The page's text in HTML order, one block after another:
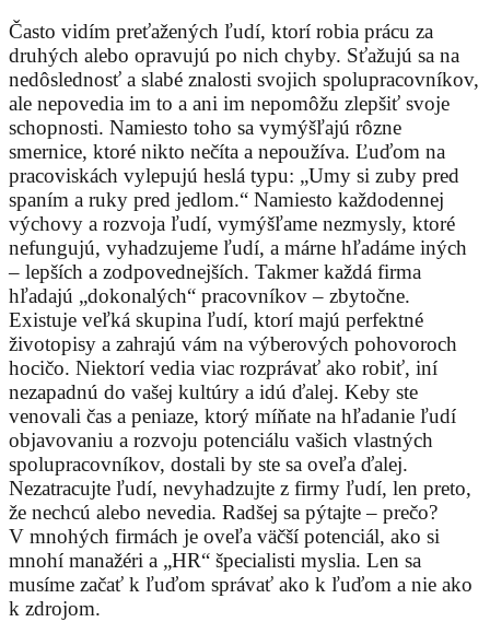
Často vidím preťažených ľudí, ktorí robia prácu za
druhých alebo opravujú po nich chyby. Sťažujú sa na
nedôslednosť a slabé znalosti svojich spolupracovníkov,
ale nepovedia im to a ani im nepomôžu zlepšiť svoje
schopnosti. Namiesto toho sa vymýšľajú rôzne
smernice, ktoré nikto nečíta a nepoužíva. Ľuďom na
pracoviskách vylepujú heslá typu: „Umy si zuby pred
spaním a ruky pred jedlom.“ Namiesto každodennej
výchovy a rozvoja ľudí, vymýšľame nezmysly, ktoré
nefungujú, vyhadzujeme ľudí, a márne hľadáme iných
– lepších a zodpovednejších. Takmer každá firma
hľadajú „dokonalých“ pracovníkov – zbytočne.
Existuje veľká skupina ľudí, ktorí majú perfektné
životopisy a zahrajú vám na výberových pohovoroch
hocičo. Niektorí vedia viac rozprávať ako robiť, iní
nezapadnú do vašej kultúry a idú ďalej. Keby ste
venovali čas a peniaze, ktorý míňate na hľadanie ľudí
objavovaniu a rozvoju potenciálu vašich vlastných
spolupracovníkov, dostali by ste sa oveľa ďalej.
Nezatracujte ľudí, nevyhadzujte z firmy ľudí, len preto,
že nechcú alebo nevedia. Radšej sa pýtajte – prečo?
V mnohých firmách je oveľa väčší potenciál, ako si
mnohí manažéri a „HR“ špecialisti myslia. Len sa
musíme začať k ľuďom správať ako k ľuďom a nie ako
k zdrojom.